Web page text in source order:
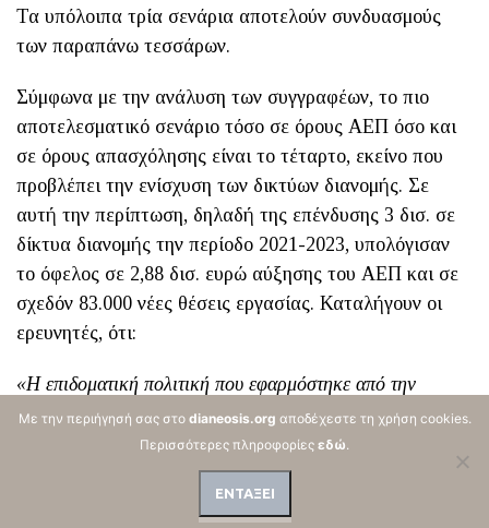
Τα υπόλοιπα τρία σενάρια αποτελούν συνδυασμούς
των παραπάνω τεσσάρων.
Σύμφωνα με την ανάλυση των συγγραφέων, το πιο
αποτελεσματικό σενάριο τόσο σε όρους ΑΕΠ όσο και
σε όρους απασχόλησης είναι το τέταρτο, εκείνο που
προβλέπει την ενίσχυση των δικτύων διανομής. Σε
αυτή την περίπτωση, δηλαδή της επένδυσης 3 δισ. σε
δίκτυα διανομής την περίοδο 2021-2023, υπολόγισαν
το όφελος σε 2,88 δισ. ευρώ αύξησης του ΑΕΠ και σε
σχεδόν 83.000 νέες θέσεις εργασίας. Καταλήγουν οι
ερευνητές, ότι:
«Η επιδοματική πολιτική που εφαρμόστηκε από την
κυβέρνηση κρίνεται αποτελεσματική και επιβεβλημένη
στον βαθμό άμεσης προστασίας των κοινωνικά αδύναμων
από τις αυξήσεις στις τιμές της ενέργειας. Όμως, η
πολιτική αυτή ενισχύει ακόμα περισσότερο την εξάρτηση
Με την περιήγησή σας στο dianeosis.org αποδέχεστε τη χρήση cookies.
Περισσότερες πληροφορίες εδώ.
ΕΝΤΑΞΕΙ